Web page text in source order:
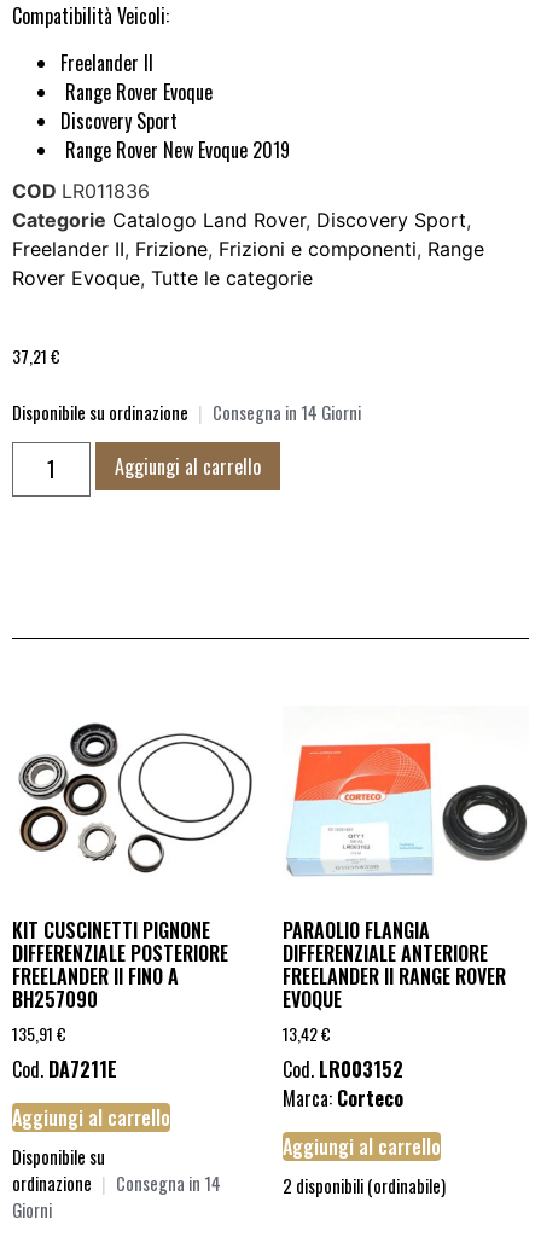
Compatibilità Veicoli:
Freelander II
Range Rover Evoque
Discovery Sport
Range Rover New Evoque 2019
COD LR011836
Categorie Catalogo Land Rover, Discovery Sport,
Freelander II, Frizione, Frizioni e componenti, Range
Rover Evoque, Tutte le categorie
37,21€
Disponibile su ordinazione | Consegna in 14 Giorni
Aggiungi al carrello
KIT CUSCINETTI PIGNONE
DIFFERENZIALE POSTERIORE
FREELANDER II FINO A
BH257090
135,91€
Cod. DA7211E
Aggiungi al carrello
Disponibile su
ordinazione | Consegna in 14
Giorni
PARAOLIO FLANGIA
DIFFERENZIALE ANTERIORE
FREELANDER II RANGE ROVER
EVOQUE
13,42€
Cod. LR003152
Marca: Corteco
Aggiungi al carrello
2 disponibili (ordinabile)